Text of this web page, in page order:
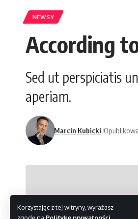
Korzystając z tej witryny, wyrażasz
NEWSY
According
Sed ut perspiciatis
aperiam.
Marcin Kubicki